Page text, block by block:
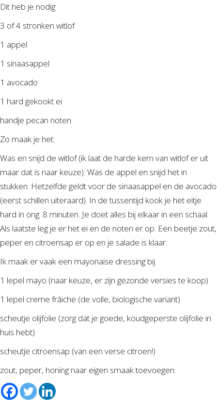
Dit heb je nodig:
3 of 4 stronken witlof
1 appel
1 sinaasappel
1 avocado
1 hard gekookt ei
handje pecan noten
Zo maak je het:
Was en snijd de witlof (ik laat de harde kern van witlof er uit
maar dat is naar keuze). Was de appel en snijd het in
stukken. Hetzelfde geldt voor de sinaasappel en de avocado
(eerst schillen uiteraard). In de tussentijd kook je het eitje
hard in ong. 8 minuten. Je doet alles bij elkaar in een schaal.
Als laatste leg je er het ei en de noten er op. Een beetje zout,
peper en citroensap er op en je salade is klaar.
Ik maak er vaak een mayonaise dressing bij.
1 lepel mayo (naar keuze, er zijn gezonde versies te koop)
1 lepel creme frâiche (de volle, biologische variant)
scheutje olijfolie (zorg dat je goede, koudgeperste olijfolie in
huis hebt)
scheutje citroensap (van een verse citroen!)
zout, peper, honing naar eigen smaak toevoegen.